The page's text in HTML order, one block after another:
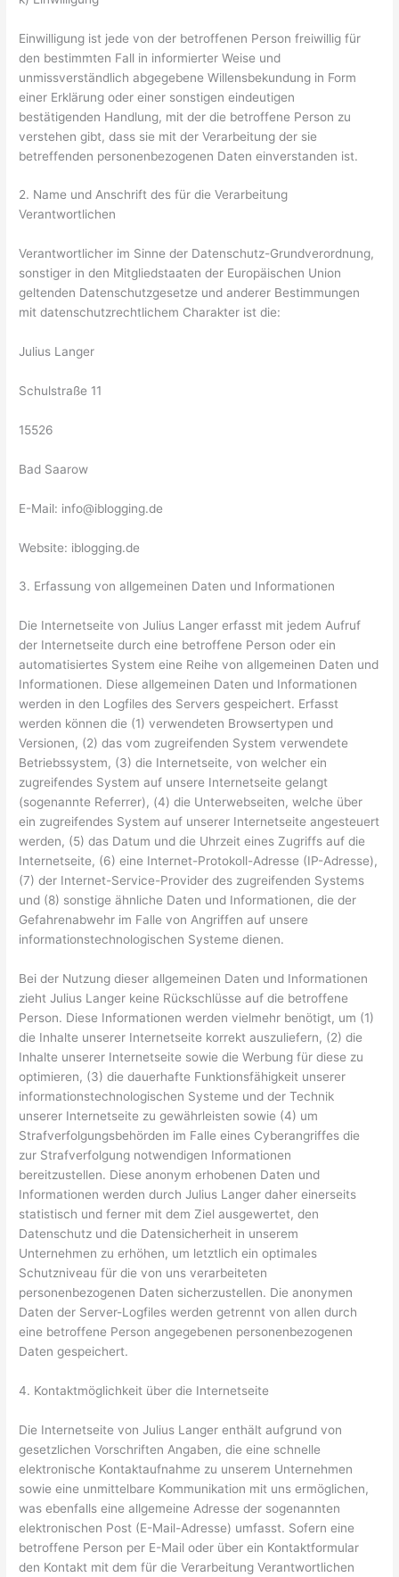
Einwilligung ist jede von der betroffenen Person freiwillig für
den bestimmten Fall in informierter Weise und
unmissverständlich abgegebene Willensbekundung in Form
einer Erklärung oder einer sonstigen eindeutigen
bestätigenden Handlung, mit der die betroffene Person zu
verstehen gibt, dass sie mit der Verarbeitung der sie
betreffenden personenbezogenen Daten einverstanden ist.
2. Name und Anschrift des für die Verarbeitung
Verantwortlichen
Verantwortlicher im Sinne der Datenschutz-Grundverordnung,
sonstiger in den Mitgliedstaaten der Europäischen Union
geltenden Datenschutzgesetze und anderer Bestimmungen
mit datenschutzrechtlichem Charakter ist die:
Julius Langer
Schulstraße 11
15526
Bad Saarow
E-Mail: info@iblogging.de
Website: iblogging.de
3. Erfassung von allgemeinen Daten und Informationen
Die Internetseite von Julius Langer erfasst mit jedem Aufruf
der Internetseite durch eine betroffene Person oder ein
automatisiertes System eine Reihe von allgemeinen Daten und
Informationen. Diese allgemeinen Daten und Informationen
werden in den Logfiles des Servers gespeichert. Erfasst
werden können die (1) verwendeten Browsertypen und
Versionen, (2) das vom zugreifenden System verwendete
Betriebssystem, (3) die Internetseite, von welcher ein
zugreifendes System auf unsere Internetseite gelangt
(sogenannte Referrer), (4) die Unterwebseiten, welche über
ein zugreifendes System auf unserer Internetseite angesteuert
werden, (5) das Datum und die Uhrzeit eines Zugriffs auf die
Internetseite, (6) eine Internet-Protokoll-Adresse (IP-Adresse),
(7) der Internet-Service-Provider des zugreifenden Systems
und (8) sonstige ähnliche Daten und Informationen, die der
Gefahrenabwehr im Falle von Angriffen auf unsere
informationstechnologischen Systeme dienen.
Bei der Nutzung dieser allgemeinen Daten und Informationen
zieht Julius Langer keine Rückschlüsse auf die betroffene
Person. Diese Informationen werden vielmehr benötigt, um (1)
die Inhalte unserer Internetseite korrekt auszuliefern, (2) die
Inhalte unserer Internetseite sowie die Werbung für diese zu
optimieren, (3) die dauerhafte Funktionsfähigkeit unserer
informationstechnologischen Systeme und der Technik
unserer Internetseite zu gewährleisten sowie (4) um
Strafverfolgungsbehörden im Falle eines Cyberangriffes die
zur Strafverfolgung notwendigen Informationen
bereitzustellen. Diese anonym erhobenen Daten und
Informationen werden durch Julius Langer daher einerseits
statistisch und ferner mit dem Ziel ausgewertet, den
Datenschutz und die Datensicherheit in unserem
Unternehmen zu erhöhen, um letztlich ein optimales
Schutzniveau für die von uns verarbeiteten
personenbezogenen Daten sicherzustellen. Die anonymen
Daten der Server-Logfiles werden getrennt von allen durch
eine betroffene Person angegebenen personenbezogenen
Daten gespeichert.
4. Kontaktmöglichkeit über die Internetseite
Die Internetseite von Julius Langer enthält aufgrund von
gesetzlichen Vorschriften Angaben, die eine schnelle
elektronische Kontaktaufnahme zu unserem Unternehmen
sowie eine unmittelbare Kommunikation mit uns ermöglichen,
was ebenfalls eine allgemeine Adresse der sogenannten
elektronischen Post (E-Mail-Adresse) umfasst. Sofern eine
betroffene Person per E-Mail oder über ein Kontaktformular
den Kontakt mit dem für die Verarbeitung Verantwortlichen